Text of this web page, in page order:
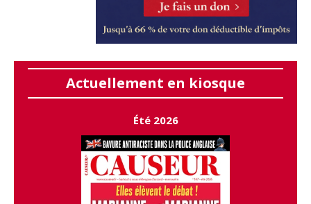
Actuellement en kiosque
Été 2026